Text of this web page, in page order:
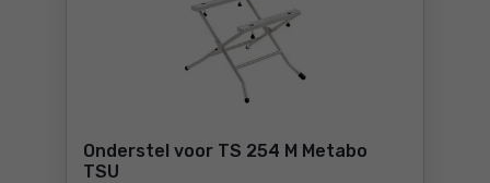
Onderstel voor TS 254 M Metabo
TSU